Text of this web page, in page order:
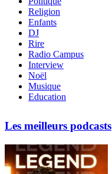
Religion
Enfants
DJ
Rire
Radio Campus
Interview
Noël
Musique
Education
Les meilleurs podcasts